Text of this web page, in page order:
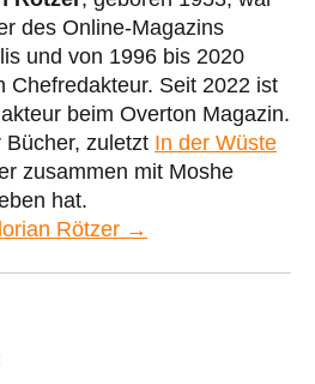
des Online-Magazins
und von 1996 bis 2020
Chefredakteur. Seit 2022 ist
beim Overton Magazin.
Bücher, zuletzt In der Wüste
zusammen mit Moshe
hat.
Rötzer →